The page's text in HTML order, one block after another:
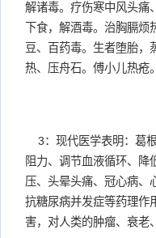
解诸毒。疗伤寒中风头痛
下食，解酒毒。治胸膈
豆、百药毒。生者堕胎，
热、压舟石。傅小儿热疮
3：现代医学表明：葛
阻力、调节血液循环、
压、头晕头痛、冠心病、
抗糖尿病并发症等药理作
害，对人类的肿瘤、衰老